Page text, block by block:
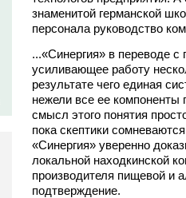
знаменитой германской
персонала руководство
...«Синергия» в переводе с
усиливающее работу
результате чего единая
нежели все ее компоненты
смысл этого понятия
пока скептики
«Синергия» уверенно
локальной находкинской
производителя пищевой и
подтверждение.